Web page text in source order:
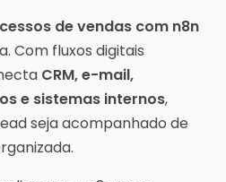
de vendas com n8n
Com fluxos digitais
CRM, e-mail,
e sistemas internos,
seja acompanhado de